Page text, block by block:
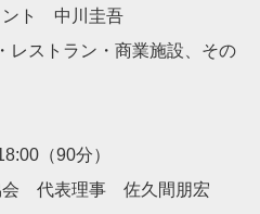
ント 中川圭吾
ストラン・商業施設、その
（90分）
会 代表理事 佐久間朋宏